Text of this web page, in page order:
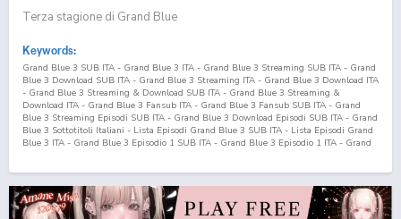
Terza stagione di Grand Blue
Keywords:
Grand Blue 3 SUB ITA - Grand Blue 3 ITA - Grand Blue 3 Streaming SUB ITA - Grand
Blue 3 Download SUB ITA - Grand Blue 3 Streaming ITA - Grand Blue 3 Download ITA
- Grand Blue 3 Streaming & Download SUB ITA - Grand Blue 3 Streaming &
Download ITA - Grand Blue 3 Fansub ITA - Grand Blue 3 Fansub SUB ITA - Grand
Blue 3 Streaming Episodi SUB ITA - Grand Blue 3 Download Episodi SUB ITA - Grand
Blue 3 Sottotitoli Italiani - Lista Episodi Grand Blue 3 SUB ITA - Lista Episodi Grand
Blue 3 ITA - Grand Blue 3 Episodio 1 SUB ITA - Grand Blue 3 Episodio 1 ITA - Grand
Dreaming 3 Streaming SUB ITA - Grand Blue Dreaming 3 Download SUB ITA - Grand
Blue Dreaming 3 Streaming ITA - Grand Blue Dreaming 3 Download ITA - Grand Blue